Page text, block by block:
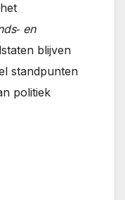
en
blijven
standpunten
politiek